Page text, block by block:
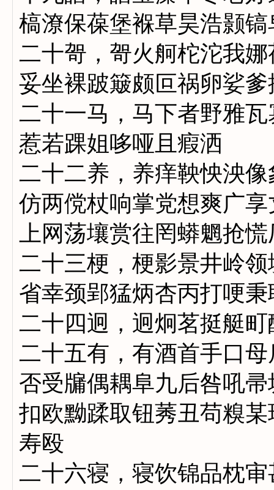
槁潦保葆堡褓草昊浩颢
二十哿，哿火舸柁沱我
妥坐裸跛簸颇叵祸卵娑爹
二十一马，马下者野雅
惹若踝姐哆哑且瘕洒
二十二养，养痒鞅怏泱
仿两傥杖响掌党想爽广
上网荡壤赏往罔蟒魍抢
二十三梗，梗影景井岭
省幸颈郢猛炳杏丙打哽
二十四迥，迥炯茗挺艇
二十五有，有酒首手口
否受牖偶耦阜九后咎吼
扣欧黝蹂取钮莠丑苟糗
寿殴
二十六寝，寝饮锦品枕